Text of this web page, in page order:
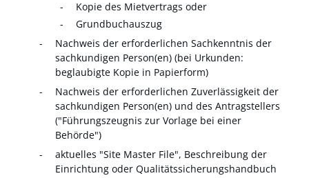
Kopie des Mietvertrags oder
Grundbuchauszug
Nachweis der erforderlichen Sachkenntnis der
sachkundigen Person(en) (bei Urkunden:
beglaubigte Kopie in Papierform)
Nachweis der erforderlichen Zuverlässigkeit der
sachkundigen Person(en) und des Antragstellers
("Führungszeugnis zur Vorlage bei einer
Behörde")
aktuelles "Site Master File", Beschreibung der
Einrichtung oder Qualitätssicherungshandbuch